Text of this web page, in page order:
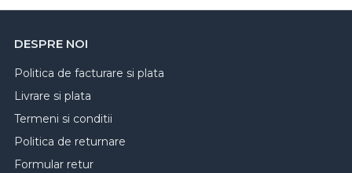
DESPRE NOI
Politica de facturare si plata
Livrare si plata
Termeni si conditii
Politica de returnare
Formular retur